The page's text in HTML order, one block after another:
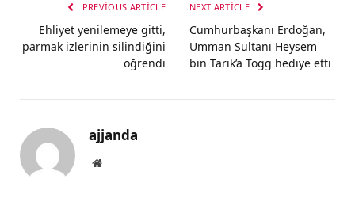
PREVIOUS ARTICLE
Ehliyet yenilemeye gitti,
parmak izlerinin silindiğini
öğrendi
NEXT ARTICLE
Cumhurbaşkanı Erdoğan,
Umman Sultanı Heysem
bin Tarık’a Togg hediye etti
ajjanda
Website